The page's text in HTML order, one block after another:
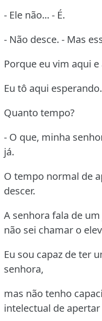
- Ele não... - É.
- Não desce. - Mas
Porque eu vim aqui
Eu tô aqui esperando.
Quanto tempo?
- O que, minha
já.
O tempo normal de
descer.
A senhora fala de
não sei chamar o
Eu sou capaz de ter
senhora,
mas não tenho
intelectual de